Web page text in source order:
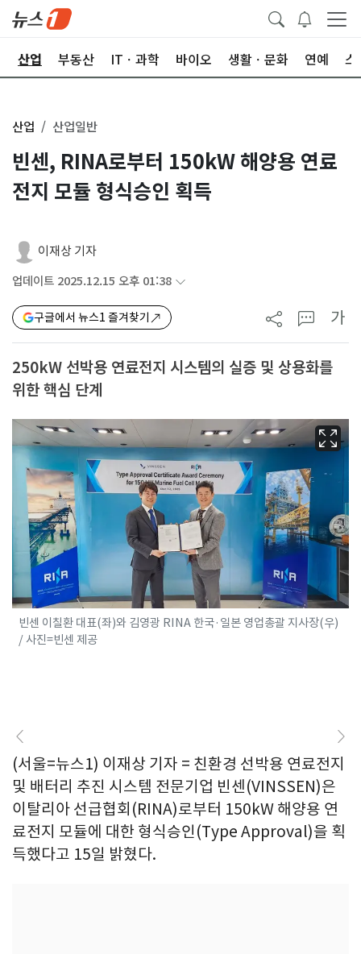
산업 부동산 ITㆍ과학 바이오 생활ㆍ문화 연예 스
산업 산업일반
빈센, RINA로부터 150kW 해양용 연료
전지 모듈 형식승인 획득
이재상 기자
업데이트 2025.12.15 오후 01:38
구글에서 뉴스1 즐겨찾기 가
250kW 선박용 연료전지 시스템의 실증 및 상용화를
위한 핵심 단계
빈센 이칠환 대표(좌)와 김영광 RINA 한국·일본 영업총괄 지사장(우)
/ 사진=빈센 제공
(서울=뉴스1) 이재상 기자 = 친환경 선박용 연료전지
및 배터리 추진 시스템 전문기업 빈센(VINSSEN)은
이탈리아 선급협회(RINA)로부터 150kW 해양용 연
료전지 모듈에 대한 형식승인(Type Approval)을 획
득했다고 15일 밝혔다.